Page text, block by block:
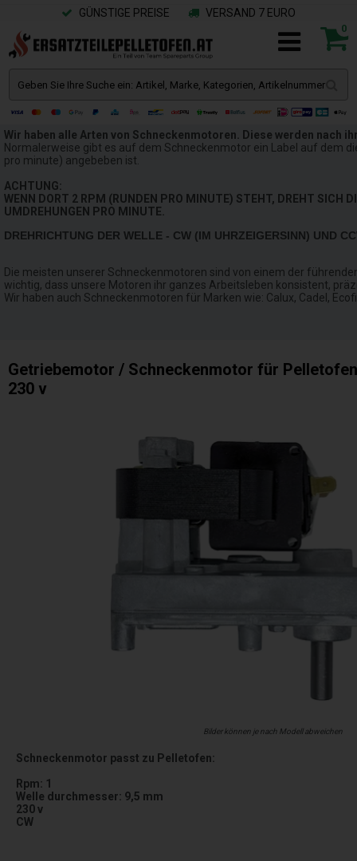
GÜNSTIGE PREISE VERSAND 7 EURO
0
Wir haben alle Arten von Schneckenmotoren. Diese werden nach
Normalerweise gibt es auf dem Schneckenmotor ein Label auf dem
pro minute) angebeben ist.
ACHTUNG:
WENN DORT 2 RPM (RUNDEN PRO MINUTE) STEHT, DREHT SICH
UMDREHUNGEN PRO MINUTE.
DREHRICHTUNG DER WELLE - CW (IM UHRZEIGERSINN) UND
Die meisten unserer Schneckenmotoren sind von einem der
wichtig, dass unsere Motoren ihr ganzes Arbeitsleben konsistent,
Wir haben auch Schneckenmotoren für Marken wie: Calux, Cadel,
Getriebemotor / Schneckenmotor für
230 v
Bilder können je nach Modell abweichen
Schneckenmotor passt zu Pelletofen:
Rpm: 1
Welle durchmesser: 9,5 mm
230 v
CW